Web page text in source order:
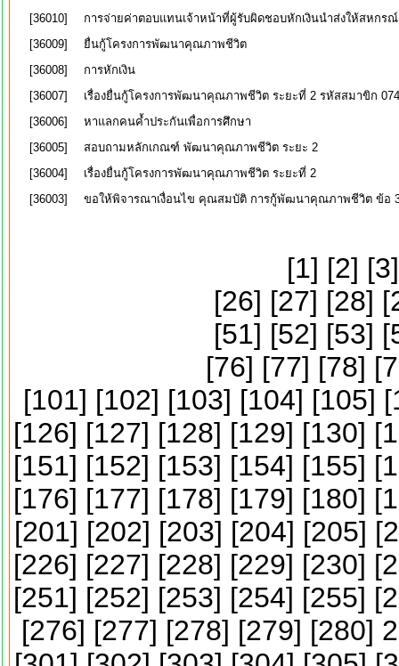
[36010]
การจ่ายค่าตอบแทนเจ้าหน้าที่ผู้รับผิดชอบหักเงินนำส่งให้สหกรณ์
[36009]
ยื่นกู้โครงการพัฒนาคุณภาพชีวิต
[36008]
การหักเงิน
[36007]
เรื่องยื่นกู้โครงการพัฒนาคุณภาพชีวิต ระยะที่ 2 รหัสสมาขิก
[36006]
หาแลกคนค้ำประกันเพื่อการศึกษา
[36005]
สอบถามหลักเกณฑ์ พัฒนาคุณภาพชีวิต ระยะ 2
[36004]
เรื่องยื่นกู้โครงการพัฒนาคุณภาพชีวิต ระยะที่ 2
[36003]
ขอให้พิจารณาเงื่อนไข คุณสมบัติ การกู้พัฒนาคุณภาพชีวิต ข้อ
[1] [2] [3
[26] [27] [28] [
[51] [52] [53] [
[76] [77] [78] [
[101] [102] [103] [104] [105] [
[126] [127] [128] [129] [130] [
[151] [152] [153] [154] [155] [
[176] [177] [178] [179] [180] [
[201] [202] [203] [204] [205] [
[226] [227] [228] [229] [230] [
[251] [252] [253] [254] [255] [
[276] [277] [278] [279] [280]